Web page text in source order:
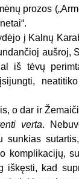
prozos
į Kalnų
aušroj,
iš tėvų
o dar ir
verta.
sunkias
komplikacijų,
iškęsti, kad